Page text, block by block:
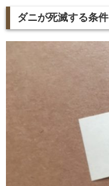
ダニが死滅する条件